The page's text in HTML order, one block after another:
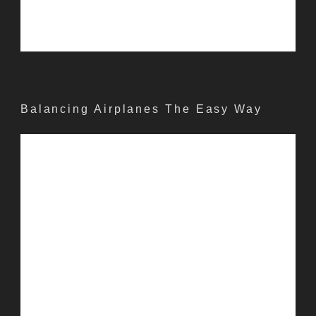
Balancing Airplanes The Easy Way